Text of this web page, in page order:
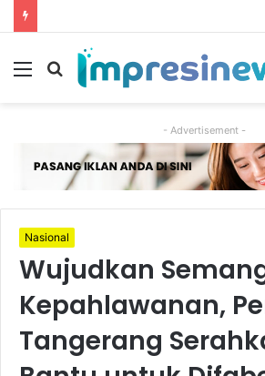
Menu
Cari
- Advertisement -
Nasional
Wujudkan
Kepahlawanan,
Tangerang